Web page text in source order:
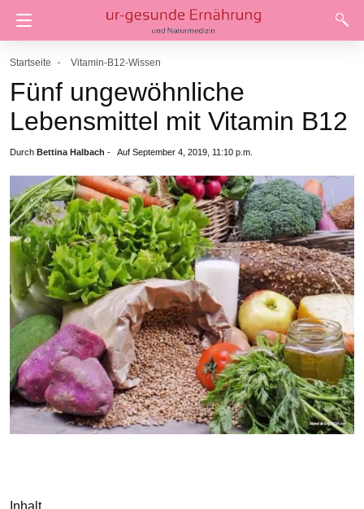
Startseite Vitamin-B12-Wissen
Fünf ungewöhnliche
Lebensmittel mit Vitamin B12
Durch Bettina Halbach - Auf September 4, 2019, 11:10 p.m.
Inhalt